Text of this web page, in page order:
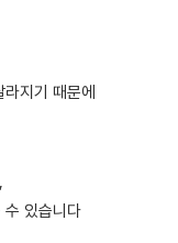
지기 때문에
수 있습니다